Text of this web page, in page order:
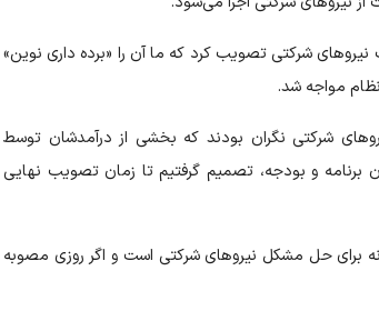
شرکتی تصویب کرد که ما آن را «برده داری نوین»
مواجه شد.
شرکتی نگران بودند که بخشی از درآمدشان توسط
و بودجه، تصمیم گرفتیم تا زمان تصویب نهایی
برای حل مشکل نیروهای شرکتی است و اگر روزی مصوبه